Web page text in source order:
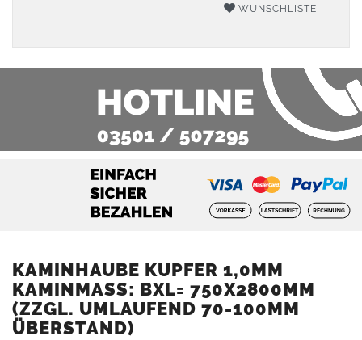
WUNSCHLISTE
KAMINHAUBE KUPFER 1,0MM
KAMINMASS: BXL= 750X2800MM (
ZZGL. UMLAUFEND 70-100MM Ü
BERSTAND)